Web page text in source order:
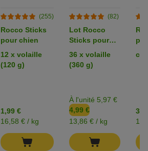
(255)
Rocco Sticks
pour chien
12 x volaille
(120 g)
1,99 €
16,58 € / kg
(82)
Lot Rocco
Sticks pour
chien
36 x volaille
(360 g)
À l'unité 5,97 €
4,99 €
13,86 € / kg